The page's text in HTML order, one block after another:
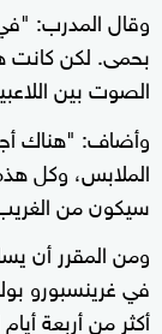
وقال المدرب:
بحمى. لكن كانت
الصوت بين
وأضاف: "هناك
سيكون من الغريب
ومن المقرر أن
في غرينسبورو
أكثر من أربعة